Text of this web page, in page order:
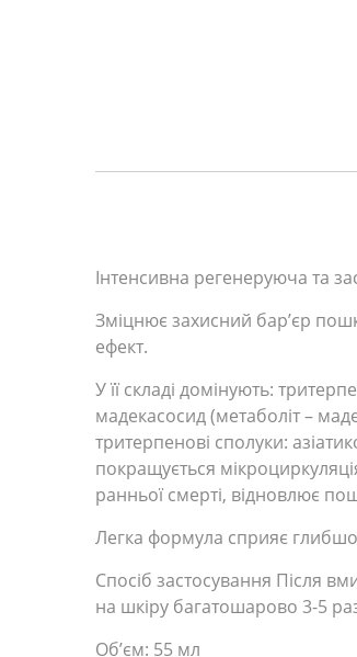
Інтенсивна регенеруюча та
Зміцнює захисний бар’єр
ефект.
У її складі домінують:
мадекасосид (метаболіт –
тритерпенові сполуки:
покращується
ранньої смерті, відновлює
Легка формула сприяє
Спосіб застосування Після
на шкіру багатошарово 3-5
Об’єм: 55 мл